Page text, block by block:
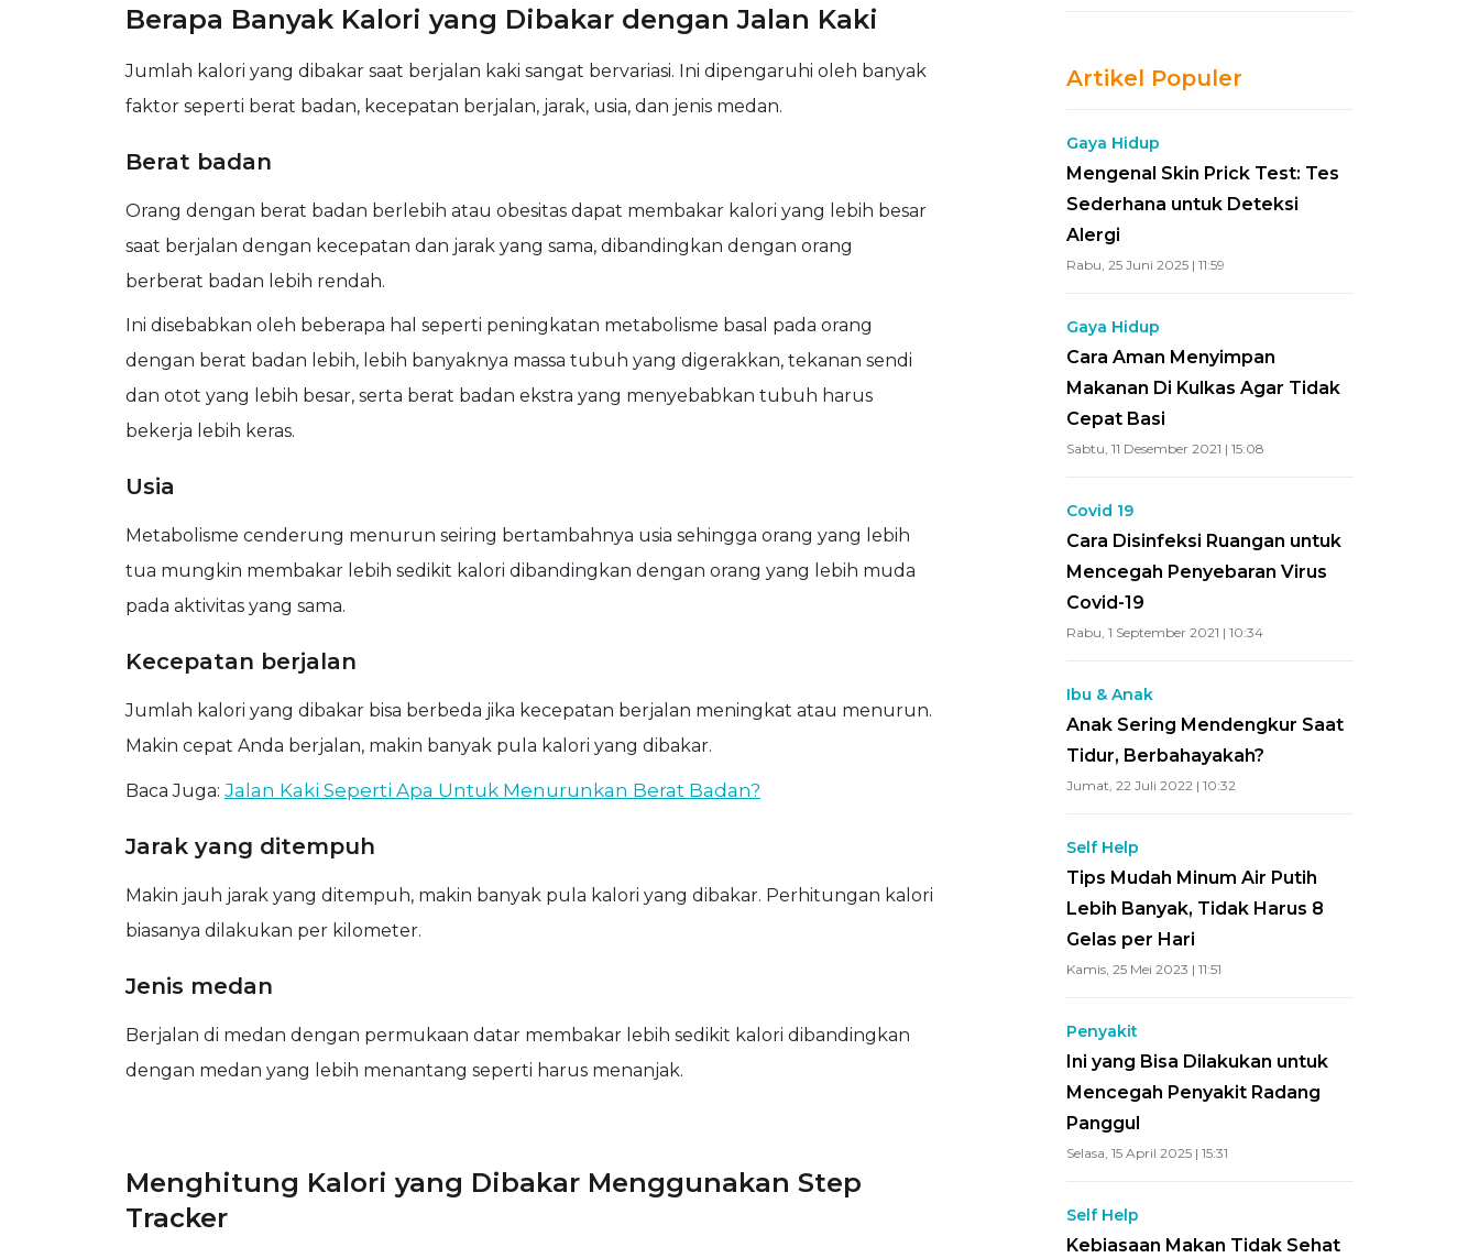
Berapa Banyak Kalori yang Dibakar dengan Jalan Kaki
Jumlah kalori yang dibakar saat berjalan kaki sangat bervariasi. Ini dipengaruhi oleh banyak
faktor seperti berat badan, kecepatan berjalan, jarak, usia, dan jenis medan.
Berat badan
Orang dengan berat badan berlebih atau obesitas dapat membakar kalori yang lebih besar
saat berjalan dengan kecepatan dan jarak yang sama, dibandingkan dengan orang
berberat badan lebih rendah.
Ini disebabkan oleh beberapa hal seperti peningkatan metabolisme basal pada orang
dengan berat badan lebih, lebih banyaknya massa tubuh yang digerakkan, tekanan sendi
dan otot yang lebih besar, serta berat badan ekstra yang menyebabkan tubuh harus
bekerja lebih keras.
Usia
Metabolisme cenderung menurun seiring bertambahnya usia sehingga orang yang lebih
tua mungkin membakar lebih sedikit kalori dibandingkan dengan orang yang lebih muda
pada aktivitas yang sama.
Kecepatan berjalan
Jumlah kalori yang dibakar bisa berbeda jika kecepatan berjalan meningkat atau menurun.
Makin cepat Anda berjalan, makin banyak pula kalori yang dibakar.
Baca Juga: Jalan Kaki Seperti Apa Untuk Menurunkan Berat Badan?
Jarak yang ditempuh
Makin jauh jarak yang ditempuh, makin banyak pula kalori yang dibakar. Perhitungan kalori
biasanya dilakukan per kilometer.
Jenis medan
Berjalan di medan dengan permukaan datar membakar lebih sedikit kalori dibandingkan
dengan medan yang lebih menantang seperti harus menanjak.
Menghitung Kalori yang Dibakar Menggunakan Step
Tracker
Artikel Populer
Gaya Hidup
Mengenal Skin Prick Test: Tes
Sederhana untuk Deteksi
Alergi
Rabu, 25 Juni 2025 | 11:59
Gaya Hidup
Cara Aman Menyimpan
Makanan Di Kulkas Agar Tidak
Cepat Basi
Sabtu, 11 Desember 2021 | 15:08
Covid 19
Cara Disinfeksi Ruangan untuk
Mencegah Penyebaran Virus
Covid-19
Rabu, 1 September 2021 | 10:34
Ibu & Anak
Anak Sering Mendengkur Saat
Tidur, Berbahayakah?
Jumat, 22 Juli 2022 | 10:32
Self Help
Tips Mudah Minum Air Putih
Lebih Banyak, Tidak Harus 8
Gelas per Hari
Kamis, 25 Mei 2023 | 11:51
Penyakit
Ini yang Bisa Dilakukan untuk
Mencegah Penyakit Radang
Panggul
Selasa, 15 April 2025 | 15:31
Self Help
Kebiasaan Makan Tidak Sehat